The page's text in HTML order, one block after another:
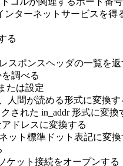
ターネットサービスを得
る
スポンスヘッダの一覧を返
調べる
たは設定
人間が読める形式に変換す
された in_addr 形式に変換
ドレスに変換する
ット標準ドット表記に変換
ケット接続をオープンする